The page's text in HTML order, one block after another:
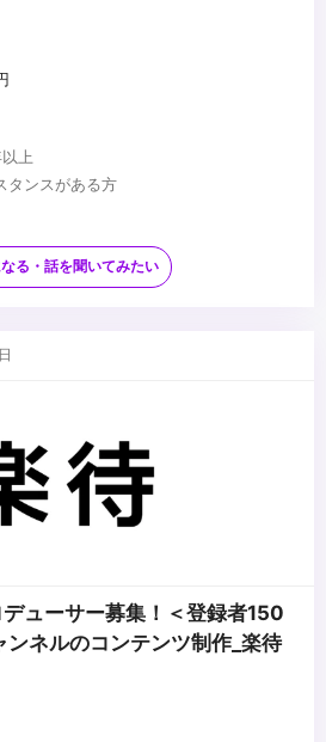
上
タンスがある方
きる方
ディレクター、CMディレクターなどの
など）の経験
る・話を聞いてみたい
ューサー募集！＜登録者150
ネルのコンテンツ制作_楽待